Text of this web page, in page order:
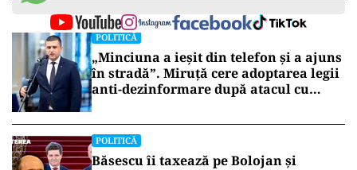
POLITICĂ
„Minciuna a ieșit din telefon și a ajuns
în stradă”. Miruță cere adoptarea legii
anti-dezinformare după atacul cu
POLITICĂ
Băsescu îi taxează pe Bolojan și